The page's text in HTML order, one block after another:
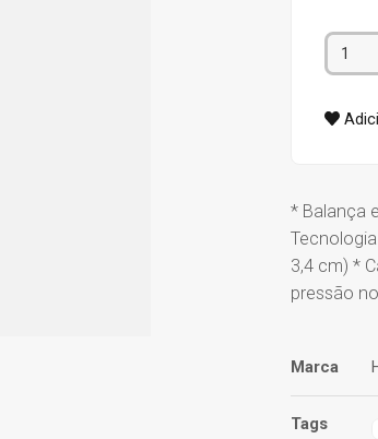
* Balança
3,4 cm) *
pressão
Marca
Tags